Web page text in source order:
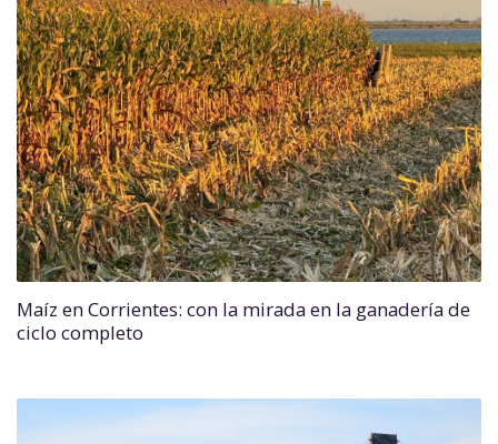
Maíz en Corrientes: con la mirada en la ganadería de
ciclo completo